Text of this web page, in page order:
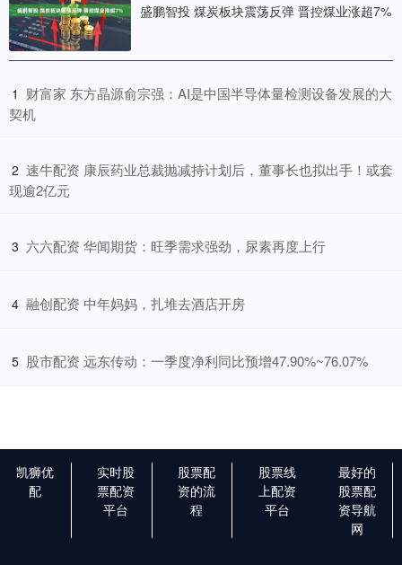
盛鹏智投 煤炭板块震荡反弹 晋控煤业涨超7%
1 ​财富家 东方晶源俞宗强：AI是中国半导体量检测设备发展的大
契机
2 ​速牛配资 康辰药业总裁抛减持计划后，董事长也拟出手！或套
现逾2亿元
3 ​六六配资 华闻期货：旺季需求强劲，尿素再度上行
4 ​融创配资 中年妈妈，扎堆去酒店开房
5 ​股市配资 远东传动：一季度净利同比预增47.90%~76.07%
凯狮优
配
实时股
票配资
平台
股票配
资的流
程
股票线
上配资
平台
最好的
股票配
资导航
网